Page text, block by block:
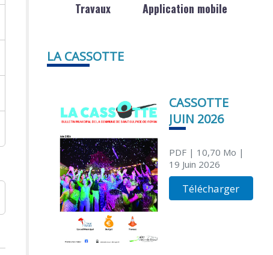
Travaux Application mobile
LA CASSOTTE
CASSOTTE
JUIN 2026
PDF| 10,70 Mo |
19 Juin 2026
Télécharger